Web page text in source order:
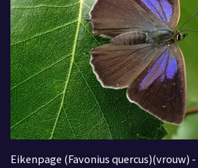
Eikenpage (Favonius quercus)(vrouw) -